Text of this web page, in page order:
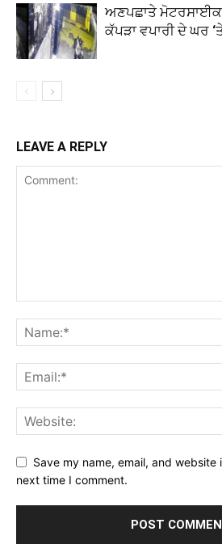
ਅਣਪਛਾਤੇ
ਕੱਪੜਾ ਵਪਾਰੀ ਦੇ ਘਰ
LEAVE A REPLY
Save my name, email, and
next time I comment.